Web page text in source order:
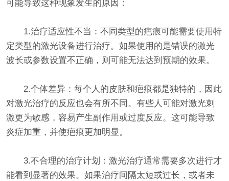
可能导致这种现象发生的原因：
1.治疗适应性不当：不同类型的疤痕可能需要使用特
定类型的激光设备进行治疗。如果使用的是错误的激光
波长或参数设置不正确，则可能无法达到预期的效果。
2.个体差异：每个人的皮肤和疤痕都是独特的，因此
对激光治疗的反应也会有所不同。有些人可能对激光刺
激更为敏感，容易产生副作用或过度反应。这可能导致
炎症加重，并使疤痕更加明显。
3.不合理的治疗计划：激光治疗通常需要多次进行才
能看到显著的效果。如果治疗间隔太短或过长，或者未